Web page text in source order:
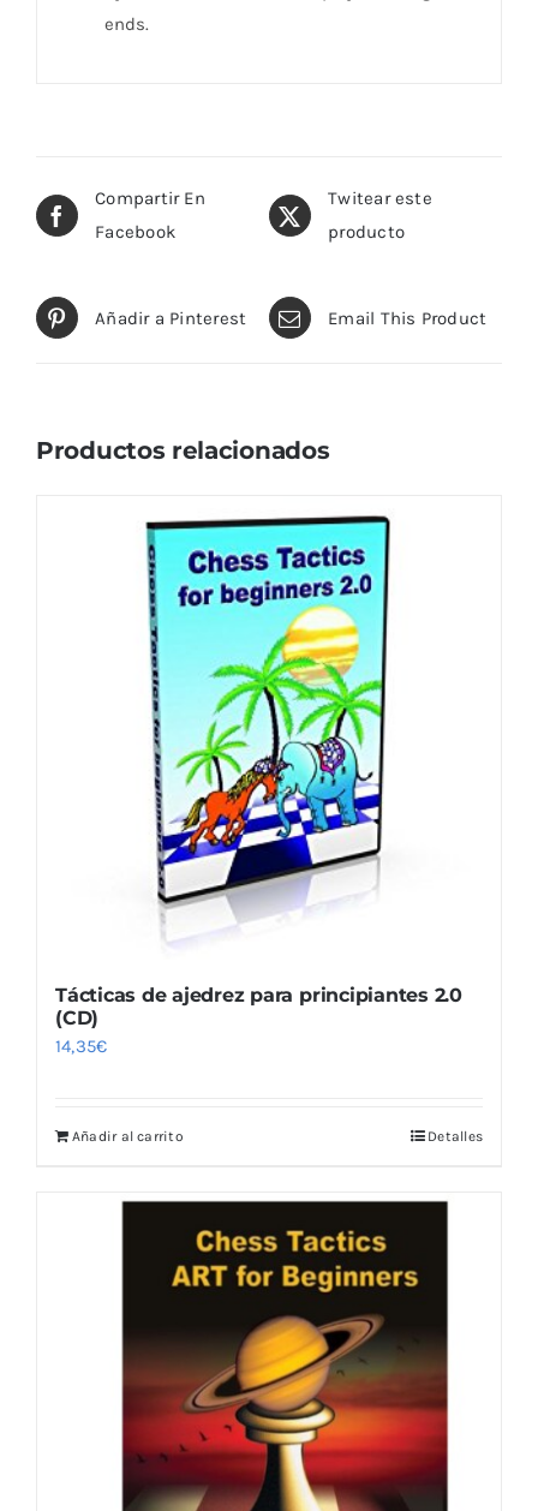
ends.
Compartir En
Facebook
Twitear este
producto
Añadir a Pinterest Email This Product
Productos relacionados
Tácticas de ajedrez para principiantes 2.0
(CD)
14,35€
Añadir al carrito Detalles